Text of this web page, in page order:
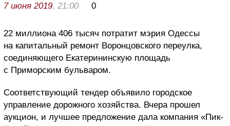
7 июня 2019, 21:00 0
22 миллиона 406 тысяч потратит мэрия Одессы
на капитальный ремонт Воронцовского переулка,
соединяющего Екатерининскую площадь
с Приморским бульваром.
Соответствующий тендер объявило городское
управление дорожного хозяйства. Вчера прошел
аукцион, и лучшее предложение дала компания «Пик-